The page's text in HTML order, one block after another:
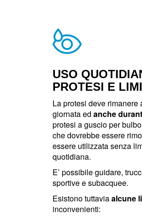
USO
PROTESI E
La protesi deve rimanere
giornata ed anche
protesi a guscio per
che dovrebbe essere
essere utilizzata senza
quotidiana.
E’ possibile guidare,
sportive e subacquee.
Esistono tuttaviaalcune
inconvenienti: